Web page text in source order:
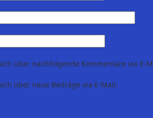
über nachfolgende Kommentare via E-
über neue Beiträge via E-Mail.